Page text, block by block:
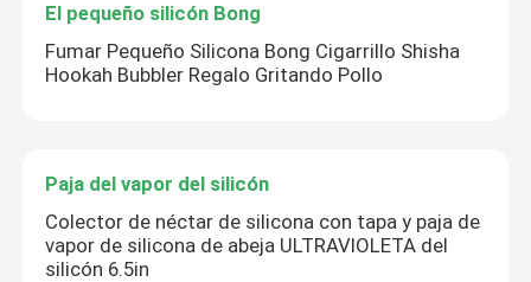
El pequeño silicón Bong
Fumar Pequeño Silicona Bong Cigarrillo Shisha
Hookah Bubbler Regalo Gritando Pollo
Paja del vapor del silicón
Colector de néctar de silicona con tapa y paja de
vapor de silicona de abeja ULTRAVIOLETA del
silicón 6.5in